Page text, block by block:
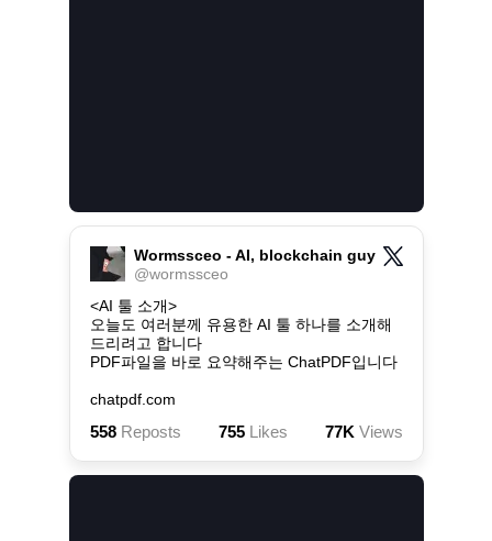
Wormssceo - AI, blockchain guy
@wormssceo
<AI 툴 소개>
오늘도 여러분께 유용한 AI 툴 하나를 소개해
드리려고 합니다
PDF파일을 바로 요약해주는 ChatPDF입니다
chatpdf.com
558Reposts 755Likes 77K Views